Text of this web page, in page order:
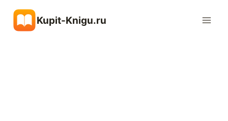
содержимому
Kupit-Knigu.ru